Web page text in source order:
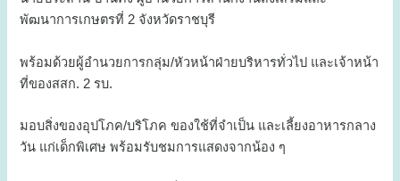
พัฒนาการเกษตรที่ 2 จังหวัดราชบุรี
พร้อมด้วยผู้อำนวยการกลุ่ม/หัวหน้าฝ่ายบริหารทั่วไป และเจ้าหน้า
ที่ของสสก. 2 รบ.
มอบสิ่งของอุปโภค/บริโภค ของใช้ที่จำเป็น และเลี้ยงอาหารกลาง
วัน แก่เด็กพิเศษ พร้อมรับชมการแสดงจากน้อง ๆ